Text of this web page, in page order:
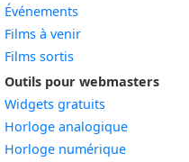
Événements
Films à venir
Films sortis
Outils pour webmasters
Widgets gratuits
Horloge analogiqueWidget
Horloge numériqueWidget